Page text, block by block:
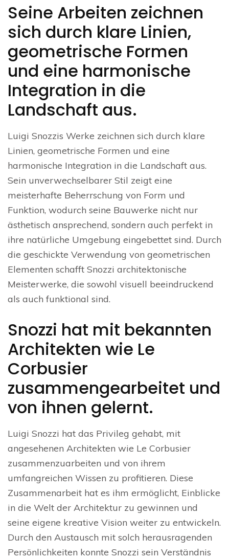
Seine Arbeiten zeichnen
sich durch klare Linien,
geometrische Formen
und eine harmonische
Integration in die
Landschaft aus.
Luigi Snozzis Werke zeichnen sich durch klare
Linien, geometrische Formen und eine
harmonische Integration in die Landschaft aus.
Sein unverwechselbarer Stil zeigt eine
meisterhafte Beherrschung von Form und
Funktion, wodurch seine Bauwerke nicht nur
ästhetisch ansprechend, sondern auch perfekt in
ihre natürliche Umgebung eingebettet sind. Durch
die geschickte Verwendung von geometrischen
Elementen schafft Snozzi architektonische
Meisterwerke, die sowohl visuell beeindruckend
als auch funktional sind.
Snozzi hat mit bekannten
Architekten wie Le
Corbusier
zusammengearbeitet und
von ihnen gelernt.
Luigi Snozzi hat das Privileg gehabt, mit
angesehenen Architekten wie Le Corbusier
zusammenzuarbeiten und von ihrem
umfangreichen Wissen zu profitieren. Diese
Zusammenarbeit hat es ihm ermöglicht, Einblicke
in die Welt der Architektur zu gewinnen und
seine eigene kreative Vision weiter zu entwickeln.
Durch den Austausch mit solch herausragenden
Persönlichkeiten konnte Snozzi sein Verständnis